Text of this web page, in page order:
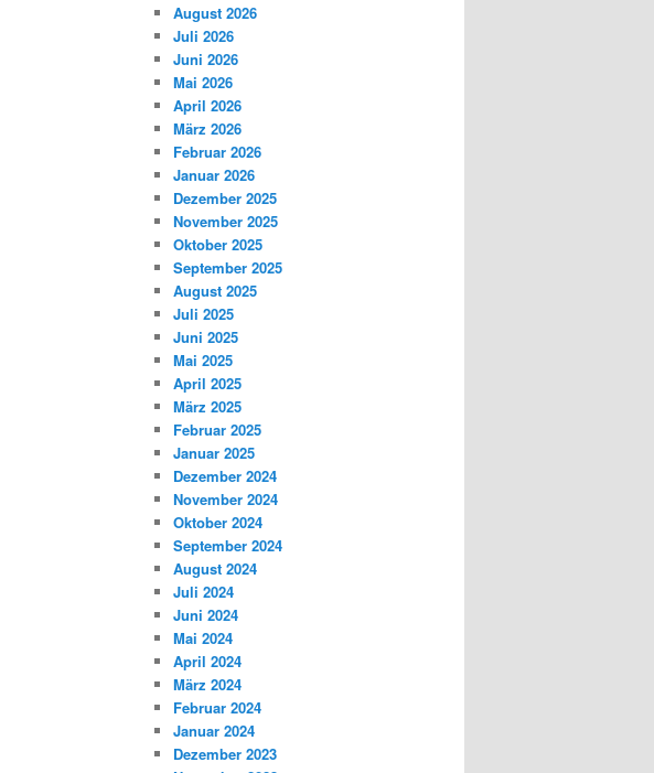
August 2026
Juli 2026
Juni 2026
Mai 2026
April 2026
März 2026
Februar 2026
Januar 2026
Dezember 2025
November 2025
Oktober 2025
September 2025
August 2025
Juli 2025
Juni 2025
Mai 2025
April 2025
März 2025
Februar 2025
Januar 2025
Dezember 2024
November 2024
Oktober 2024
September 2024
August 2024
Juli 2024
Juni 2024
Mai 2024
April 2024
März 2024
Februar 2024
Januar 2024
Dezember 2023